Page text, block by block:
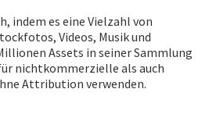
indem es eine Vielzahl von
Videos, Musik und
Assets in seiner Sammlung
nichtkommerzielle als auch
Attribution verwenden.